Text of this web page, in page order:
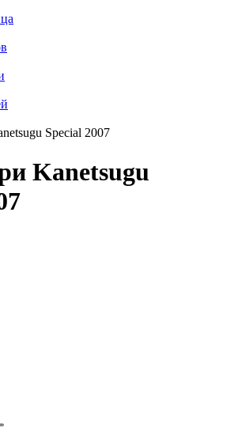
Special 2007
Kanetsugu